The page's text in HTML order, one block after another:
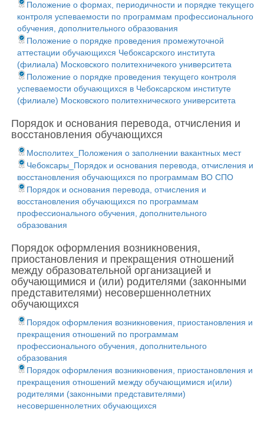
Положение о формах, периодичности и порядке текущего
контроля успеваемости по программам профессионального
обучения, дополнительного образования
Положение о порядке проведения промежуточной
аттестации обучающихся Чебоксарского института
(филиала) Московского политехничекого университета
Положение о порядке проведения текущего контроля
успеваемости обучающихся в Чебоксарском институте
(филиале) Московского политехнического университета
Порядок и основания перевода, отчисления и
восстановления обучающихся
Мосполитех_Положения о заполнении вакантных мест
Чебоксары_Порядок и основания перевода, отчисления и
восстановления обучающихся по программам ВО СПО
Порядок и основания перевода, отчисления и
восстановления обучающихся по программам
профессионального обучения, дополнительного
образования
Порядок оформления возникновения,
приостановления и прекращения отношений
между образовательной организацией и
обучающимися и (или) родителями (законными
представителями) несовершеннолетних
обучающихся
Порядок оформления возникновения, приостановления и
прекращения отношений по программам
профессионального обучения, дополнительного
образования
Порядок оформления возникновения, приостановления и
прекращения отношений между обучающимися и(или)
родителями (законными представителями)
несовершеннолетних обучающихся